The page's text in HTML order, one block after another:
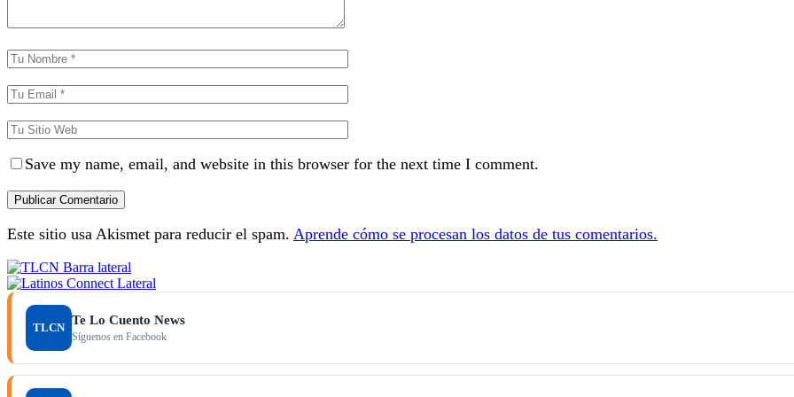
Save my name, email, and website in this browser for the next time I comment.
Este sitio usa Akismet para reducir el spam. Aprende cómo se procesan los datos de tus comentarios.
TLCN
Te Lo Cuento News
Síguenos en Facebook